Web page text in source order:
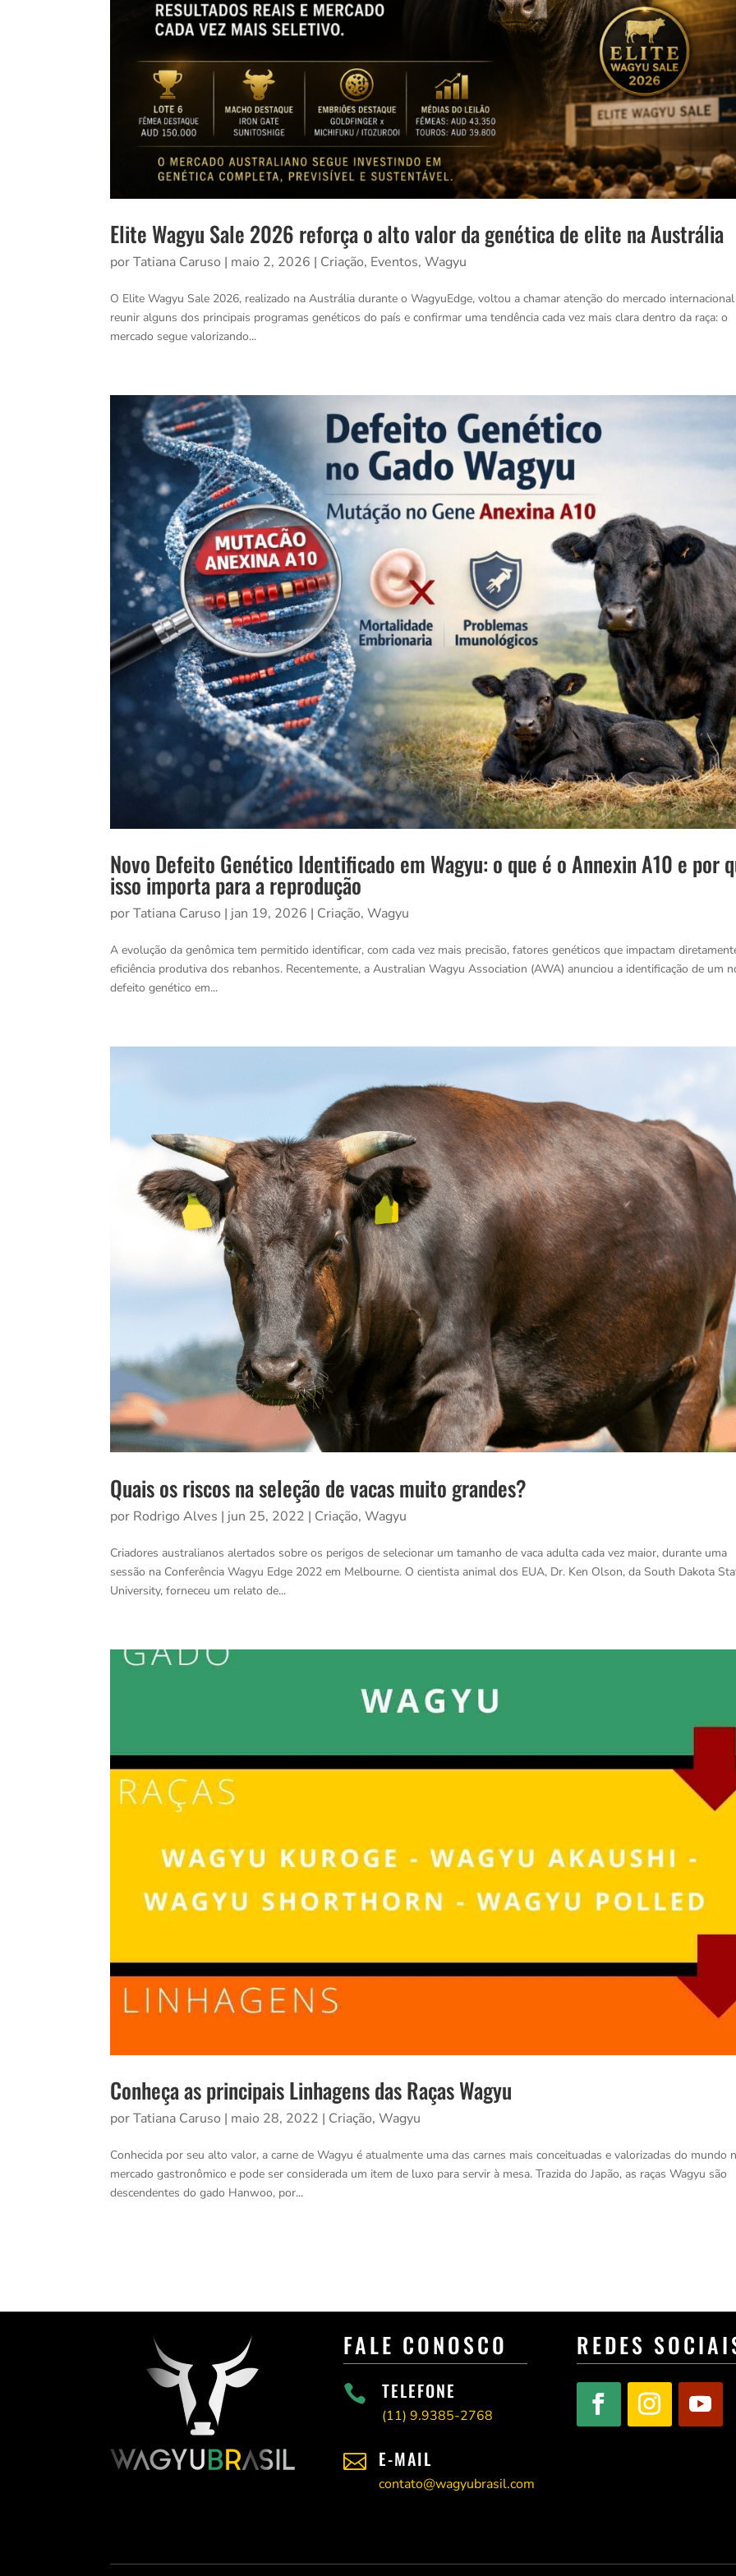
Elite Wagyu Sale 2026 reforça o alto valor da genética de elite na Austrália
porTatiana Caruso | maio 2, 2026 | Criação, Eventos,Wagyu
O Elite Wagyu Sale 2026, realizado na Austrália durante o WagyuEdge, voltou a chamar atenção do mercado
reunir alguns dos principais programas genéticos do país e confirmar uma tendência cada vez mais clara dentro da raça: o
mercado segue valorizando...
Novo Defeito Genético Identificado em Wagyu: o que é o Annexin A10 e por
isso importa para a reprodução
porTatiana Caruso | jan 19, 2026 | Criação,Wagyu
A evolução da genômica tem permitido identificar, com cada vez mais precisão, fatores genéticos que impactam
eficiência produtiva dos rebanhos. Recentemente, a Australian Wagyu Association (AWA) anunciou a identificação de um
defeito genético em...
Quais os riscos na seleção de vacas muito grandes?
por Rodrigo Alves | jun 25, 2022 | Criação,Wagyu
Criadores australianos alertados sobre os perigos de selecionar um tamanho de vaca adulta cada vez maior, durante uma
sessão na Conferência Wagyu Edge 2022 em Melbourne. O cientista animal dos EUA, Dr. Ken Olson, da South Dakota
University, forneceu um relato de...
Conheça as principais Linhagens das Raças Wagyu
porTatiana Caruso | maio 28, 2022 | Criação,Wagyu
Conhecida por seu alto valor, a carne de Wagyu é atualmente uma das carnes mais conceituadas e valorizadas do mundo
mercado gastronômico e pode ser considerada um item de luxo para servir à mesa. Trazida do Japão, as raças Wagyu são
descendentes do gado Hanwoo, por...
FALE CONOSCO
 TELEFONE
(11)9.9385-2768
 E-MAIL
contato@wagyubrasil.com
REDES